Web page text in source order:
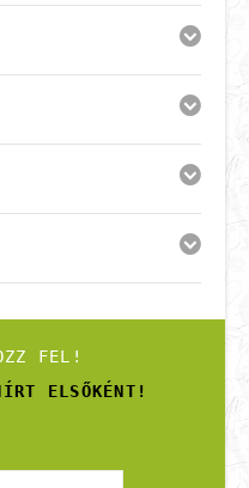
FEL!
ELSŐKÉNT!